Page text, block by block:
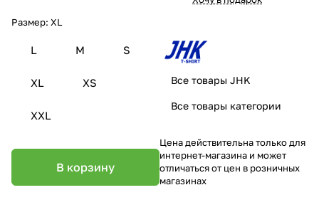
Размер: XL
L M S
XL XS
XXL
В корзину
Все товары JHK
Все товары категории
Цена действительна только для
интернет-магазина и может
отличаться от цен в розничных
магазинах